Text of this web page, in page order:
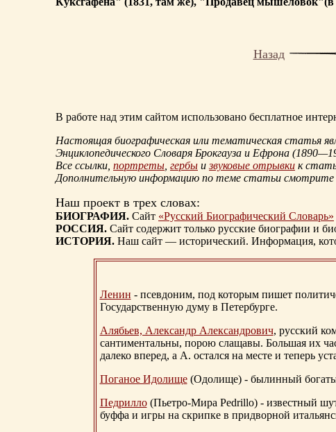
Назад
В работе над этим сайтом использовано бесплатное
Настоящая биографическая или тематическая статья
Энциклопедического Словаря Брокгауза и Ефрона
Все ссылки, портреты, гербы и звуковые отрывки к
Дополнительную информацию по теме статьи
Наш проект в трех словах:
БИОГРАФИЯ. Сайт «Русский Биографический Словарь»
РОССИЯ. Сайт содержит только русские биографии и
ИСТОРИЯ. Наш сайт — исторический. Информация,
Ленин - псевдоним, под которым пишет
Государственную думу в Петербурге.
Алябьев, Александр Александрович, русский
сантиментальны, порою слащавы. Большая их
далеко вперед, а А. остался на месте и теперь
Поганое Идолище(Одолище) - былинный
Педрилло(Пьетро-Мира Pedrillo) - известный
буффа и игры на скрипке в придворной